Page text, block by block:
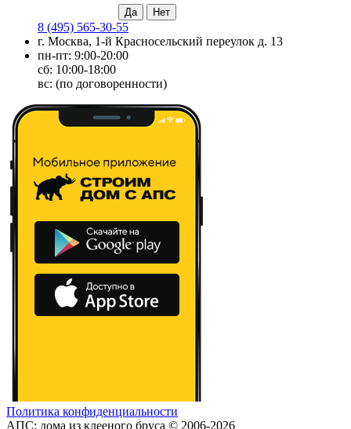
8 (495) 565-30-55
г. Москва, 1-й Красносельский переулок д. 13
пн-пт: 9:00-20:00
сб: 10:00-18:00
вс: (по договоренности)
Политика конфиденциальности
АПС: дома из клееного бруса © 2006-2026